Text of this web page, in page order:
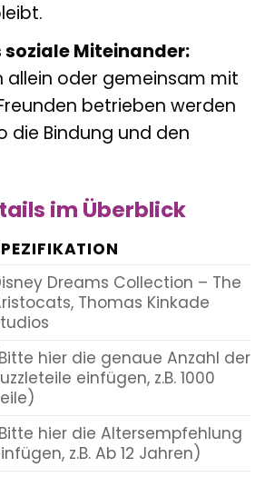
Miteinander:
allein oder gemeinsam mit
betrieben werden
die Bindung und den
im Überblick
Dreams Collection – The
Thomas Kinkade
hier die genaue Anzahl der
einfügen, z.B. 1000
hier die Altersempfehlung
z.B. Ab 12 Jahren)